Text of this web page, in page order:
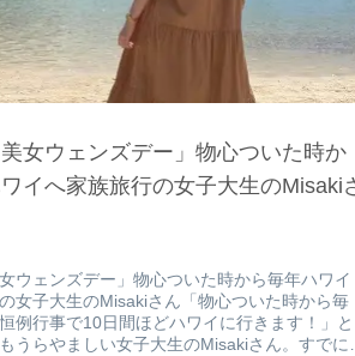
美女ウェンズデー」物心ついた時か
イへ家族旅行の女子大生のMisaki
女ウェンズデー」物心ついた時から毎年ハワイ
女子大生のMisakiさん「物心ついた時から毎
例行事で10日間ほどハワイに行きます！」と
うらやましい女子大生のMisakiさん。すでに